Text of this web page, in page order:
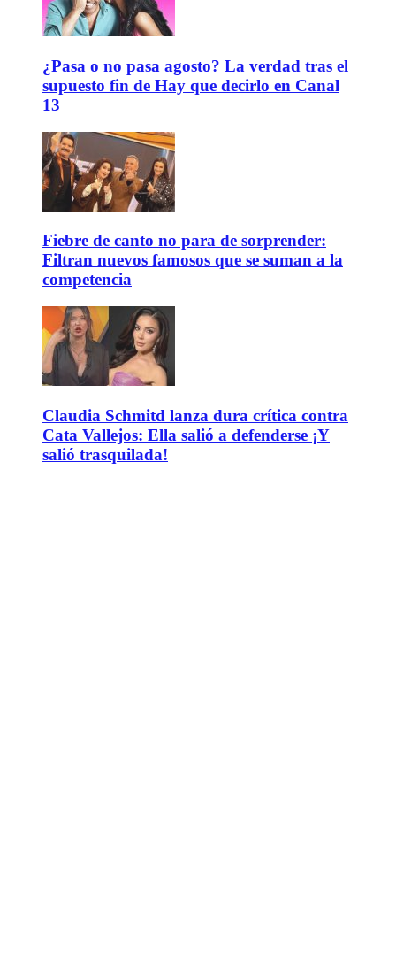
¿Pasa o no pasa agosto? La verdad tras el
supuesto fin de Hay que decirlo en Canal
13
Fiebre de canto no para de sorprender:
Filtran nuevos famosos que se suman a la
competencia
Claudia Schmitd lanza dura crítica contra
Cata Vallejos: Ella salió a defenderse ¡Y
salió trasquilada!